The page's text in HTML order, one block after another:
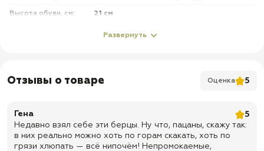
Высота обуви, см: 21 см
Глухой
Подносок и задник
обуви:
Усиленный
Фурнитура обуви: Без молнии
О товаре
Развернуть
Отзывы о товаре Оценка 5
Гена
5
Недавно взял себе эти берцы. Ну что, пацаны, скажу так:
в них реально можно хоть по горам скакать, хоть по
грязи хлюпать — всё нипочём! Непромокаемые,